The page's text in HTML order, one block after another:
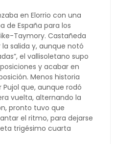
en Elorrio con una
de España para los
Taymory. Castañeda
salida y, aunque notó
el vallisoletano supo
y acabar en
Menos historia
que, aunque rodó
vuelta, alternando la
pronto tuvo que
el ritmo, para dejarse
trigésimo cuarta